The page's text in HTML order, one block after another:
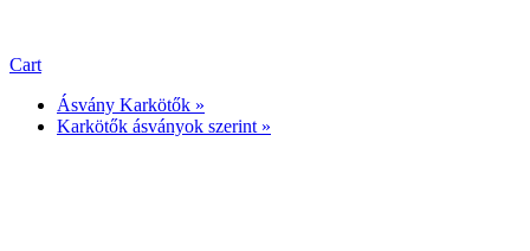
Cart
Ásvány Karkötők »
Karkötők ásványok szerint »